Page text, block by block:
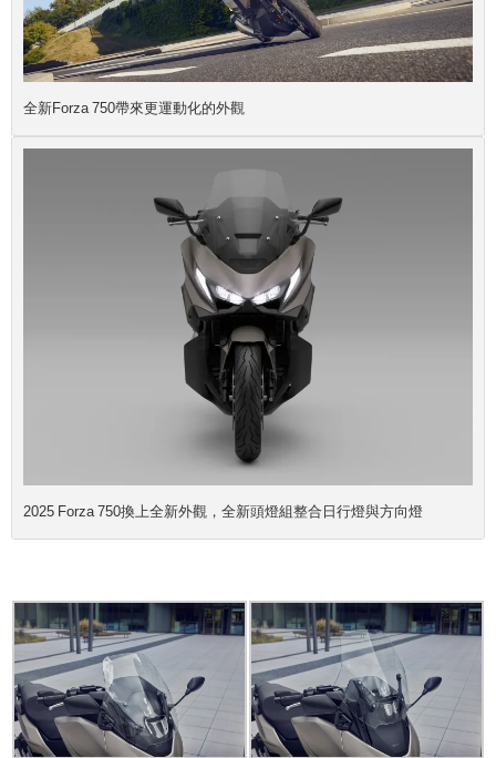
全新Forza 750帶來更運動化的外觀
2025 Forza 750換上全新外觀，全新頭燈組整合日行燈與方向燈